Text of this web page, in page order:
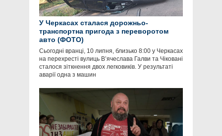
У Черкасах сталася дорожньо-
транспортна пригода з переворотом
авто (ФОТО)
Сьогодні вранці, 10 липня, близько 8:00 у Черкасах
на перехресті вулиць В’ячеслава Галви та Чіковані
сталося зіткнення двох легковиків. У результаті
аварії одна з машин